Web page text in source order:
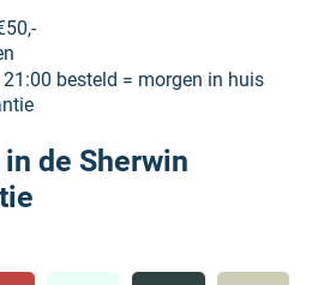
besteld = morgen in huis
de Sherwin